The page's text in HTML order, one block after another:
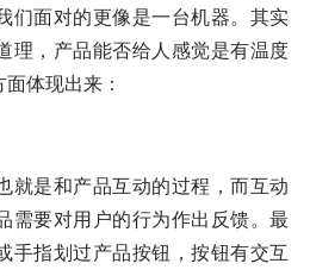
们面对的更像是一台机器。其实
理，产品能否给人感觉是有温度
体现出来：
就是和产品互动的过程，而互动
需要对用户的行为作出反馈。最
手指划过产品按钮，按钮有交互